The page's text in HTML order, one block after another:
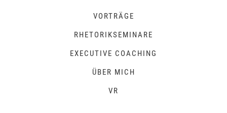
VORTRÄGE
RHETORIKSEMINARE
EXECUTIVE COACHING
ÜBER MICH
VR